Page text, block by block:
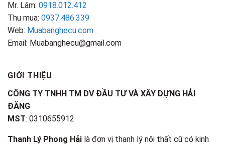
Mr. Lâm: 0918.012.412
Thu mua: 0937.486.339
Web: Muabanghecu.com
Email: Muabanghecu@gmail.com
GIỚI THIỆU
CÔNG TY TNHH TM DV ĐẦU TƯ VÀ XÂY DỰNG HẢI
ĐĂNG
MST: 0310655912
Thanh Lý Phong Hải là đơn vị thanh lý nội thất cũ có kinh